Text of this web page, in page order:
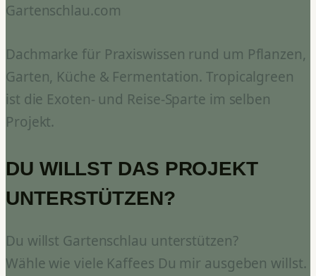
Gartenschlau.com
Dachmarke für Praxiswissen rund um Pflanzen,
Garten, Küche & Fermentation. Tropicalgreen
ist die Exoten- und Reise-Sparte im selben
Projekt.
DU WILLST DAS PROJEKT
UNTERSTÜTZEN?
Du willst Gartenschlau unterstützen?
Wähle wie viele Kaffees Du mir ausgeben willst.